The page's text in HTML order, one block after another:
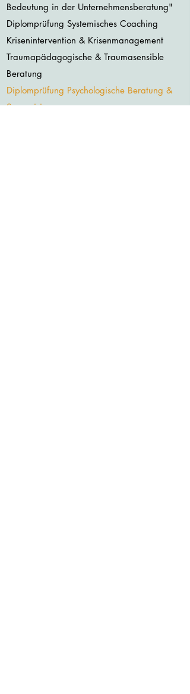
Bedeutung in der Unternehmensberatung"
Diplomprüfung Systemisches Coaching
Krisenintervention & Krisenmanagement
Traumapädagogische & Traumasensible
Beratung
Diplomprüfung Psychologische Beratung &
Supervision